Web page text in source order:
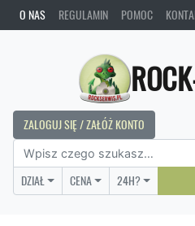
O NAS REGULAMIN POMOC
ZALOGUJ SIĘ / ZAŁÓŻ KONTO
DZIAŁ CENA 24H?